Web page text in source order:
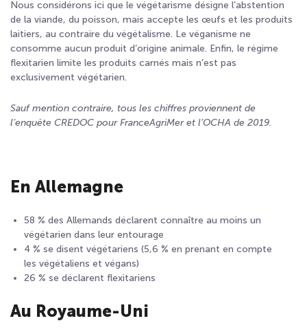
Nous considérons ici que le végétarisme désigne l’abstention
de la viande, du poisson, mais accepte les œufs et les produits
laitiers, au contraire du végétalisme. Le véganisme ne
consomme aucun produit d’origine animale. Enfin, le régime
flexitarien limite les produits carnés mais n’est pas
exclusivement végétarien.
Sauf mention contraire, tous les chiffres proviennent de
l’enquête CREDOC pour FranceAgriMer et l’OCHA de 2019.
En Allemagne
58 % des Allemands déclarent connaître au moins un
végétarien dans leur entourage
4 % se disent végétariens (5,6 % en prenant en compte
les végétaliens et végans)
26 % se déclarent flexitariens
Au Royaume-Uni